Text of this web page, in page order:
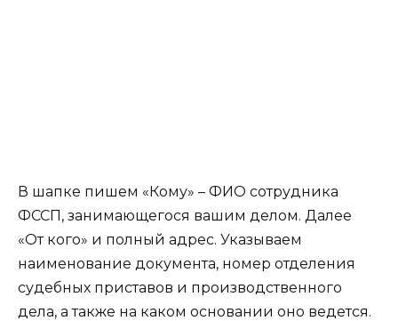
В шапке пишем «Кому» – ФИО сотрудника
ФССП, занимающегося вашим делом. Далее
«От кого» и полный адрес. Указываем
наименование документа, номер отделения
судебных приставов и производственного
дела, а также на каком основании оно ведется.